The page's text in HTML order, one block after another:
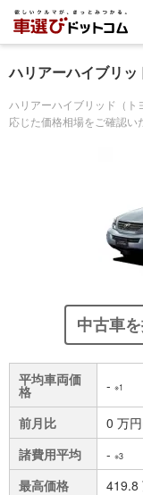
ハリアーハイブリ
ハリアーハイブリッド（ト
応じた価格相場をご確認い
中古車
平均車両価
格 - ※1
前月比
0 万
諸費用平均
- ※3
最高価格 419.8